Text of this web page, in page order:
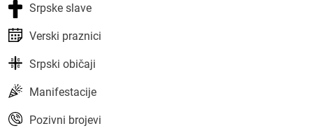
Srpske slave
Verski praznici
Srpski običaji
Manifestacije
Pozivni brojevi